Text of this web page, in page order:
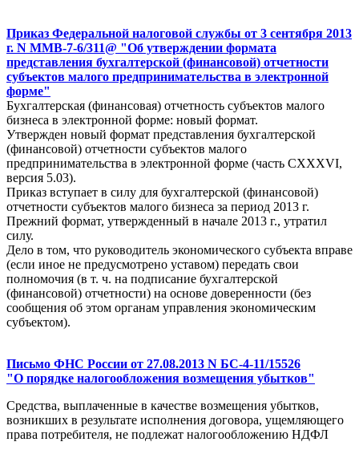
Приказ Федеральной налоговой службы от 3 сентября 2013
г. N ММВ-7-6/311@ "Об утверждении формата
представления бухгалтерской (финансовой) отчетности
субъектов малого предпринимательства в электронной
форме"
Бухгалтерская (финансовая) отчетность субъектов малого
бизнеса в электронной форме: новый формат.
Утвержден новый формат представления бухгалтерской
(финансовой) отчетности субъектов малого
предпринимательства в электронной форме (часть CXXXVI,
версия 5.03).
Приказ вступает в силу для бухгалтерской (финансовой)
отчетности субъектов малого бизнеса за период 2013 г.
Прежний формат, утвержденный в начале 2013 г., утратил
силу.
Дело в том, что руководитель экономического субъекта вправе
(если иное не предусмотрено уставом) передать свои
полномочия (в т. ч. на подписание бухгалтерской
(финансовой) отчетности) на основе доверенности (без
сообщения об этом органам управления экономическим
субъектом).
Письмо ФНС России от 27.08.2013 N БС-4-11/15526
"О порядке налогообложения возмещения убытков"
Средства, выплаченные в качестве возмещения убытков,
возникших в результате исполнения договора, ущемляющего
права потребителя, не подлежат налогообложению НДФЛ